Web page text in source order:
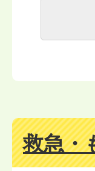
救急・